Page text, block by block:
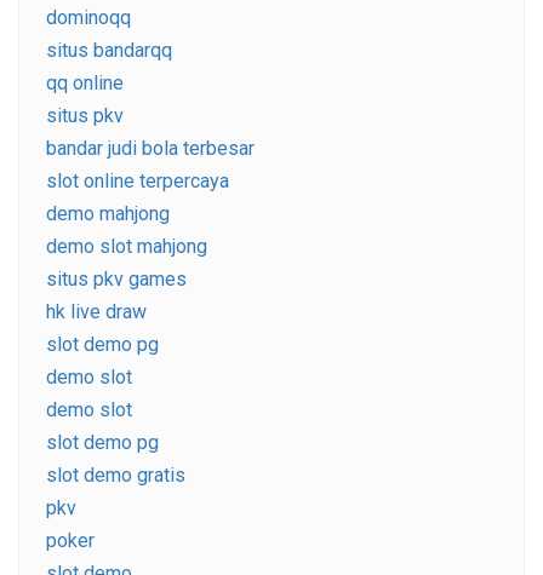
dominoqq
situs bandarqq
qq online
situs pkv
bandar judi bola terbesar
slot online terpercaya
demo mahjong
demo slot mahjong
situs pkv games
hk live draw
slot demo pg
demo slot
demo slot
slot demo pg
slot demo gratis
pkv
poker